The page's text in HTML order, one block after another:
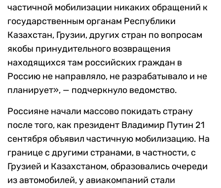
частичной мобилизации никаких обращений к
государственным органам Республики
Казахстан, Грузии, других стран по вопросам
якобы принудительного возвращения
находящихся там российских граждан в
Россию не направляло, не разрабатывало и не
планирует», — подчеркнуло ведомство.
Россияне начали массово покидать страну
после того, как президент Владимир Путин 21
сентября объявил частичную мобилизацию. На
границе с другими странами, в частности, с
Грузией и Казахстаном, образовались очереди
из автомобилей, у авиакомпаний стали